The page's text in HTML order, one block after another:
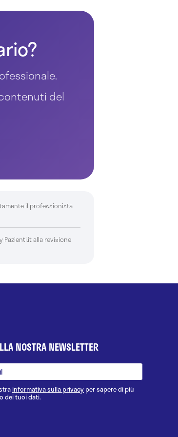
del
il professionista
alla revisione
NOSTRA NEWSLETTER
informativa sulla privacy per sapere di più
dei tuoi dati.